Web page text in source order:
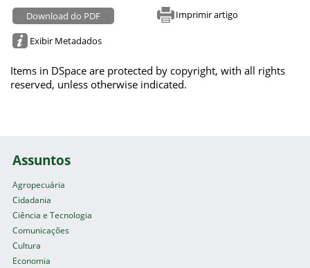
Download do PDF Imprimir artigo
Exibir Metadados
Items in DSpace are protected by copyright, with all rights
reserved, unless otherwise indicated.
Assuntos
Agropecuária
Cidadania
Ciência e Tecnologia
Comunicações
Cultura
Economia